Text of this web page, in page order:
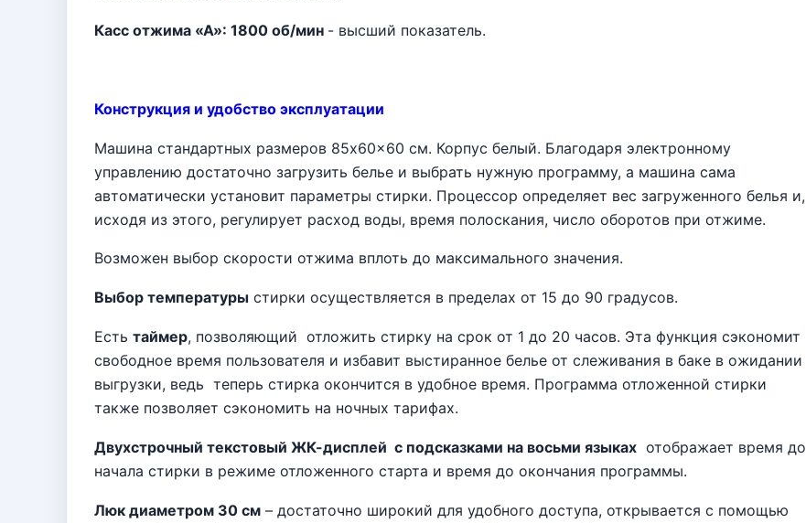
Касс отжима «А»: 1800 об/мин - высший показатель.
Конструкция и удобство эксплуатации
Машина стандартных размеров 85x60x60 см. Корпус белый. Благодаря электронному
управлению достаточно загрузить белье и выбрать нужную программу, а машина сама
автоматически установит параметры стирки. Процессор определяет вес загруженного белья и,
исходя из этого, регулирует расход воды, время полоскания, число оборотов при отжиме.
Возможен выбор скорости отжима вплоть до максимального значения.
Выбор температуры стирки осуществляется в пределах от 15 до 90 градусов.
Есть таймер, позволяющий отложить стирку на срок от 1 до 20 часов. Эта функция сэкономит
свободное время пользователя и избавит выстиранное белье от слеживания в баке в ожидании
выгрузки, ведь теперь стирка окончится в удобное время. Программа отложенной стирки
также позволяет сэкономить на ночных тарифах.
Двухстрочный текстовый ЖК-дисплей с подсказками на восьми языках отображает время до
начала стирки в режиме отложенного старта и время до окончания программы.
Люк диаметром 30 см – достаточно широкий для удобного доступа, открывается с помощью